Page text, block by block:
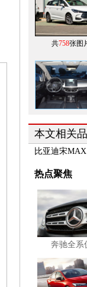
共758张图
本文相关
比亚迪宋MAX
热点聚焦
奔驰全系